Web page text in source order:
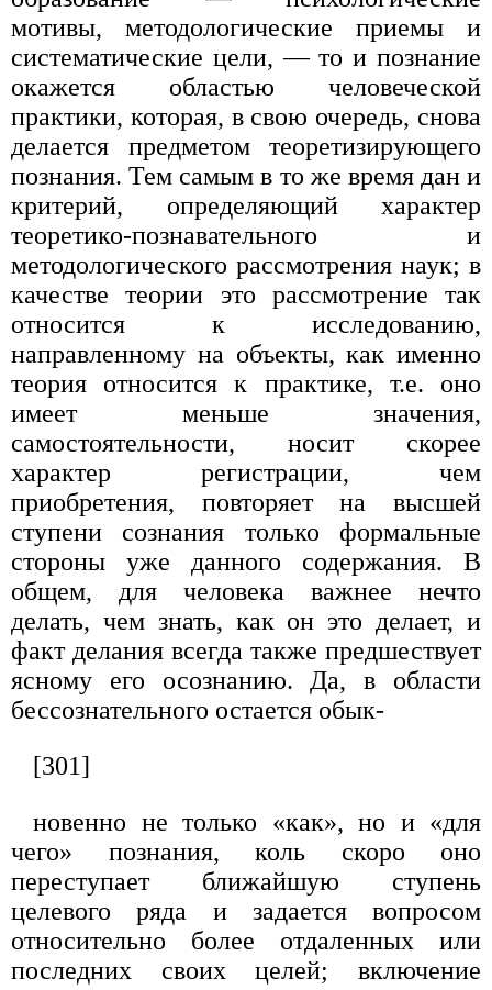
мотивы, методологические приемы и
систематические цели, — то и познание
окажется областью человеческой
практики, которая, в свою очередь, снова
делается предметом теоретизирующего
познания. Тем самым в то же время дан и
критерий, определяющий характер
теоретико-познавательного и
методологического рассмотрения наук; в
качестве теории это рассмотрение так
относится к исследованию,
направленному на объекты, как именно
теория относится к практике, т.е. оно
имеет меньше значения,
самостоятельности, носит скорее
характер регистрации, чем
приобретения, повторяет на высшей
ступени сознания только формальные
стороны уже данного содержания. В
общем, для человека важнее нечто
делать, чем знать, как он это делает, и
факт делания всегда также предшествует
ясному его осознанию. Да, в области
бессознательного остается обык-
[301]
новенно не только «как», но и «для
чего» познания, коль скоро оно
переступает ближайшую ступень
целевого ряда и задается вопросом
относительно более отдаленных или
последних своих целей; включение